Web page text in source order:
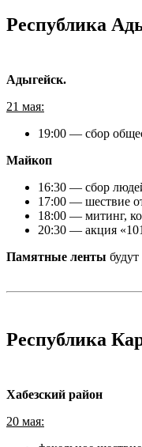
Республика
Адыгейск.
21 мая:
19:00 — сбор
Майкоп
16:30 — сбор
17:00 — шествие
18:00 — митинг,
20:30 — акция
Памятные ленты
Республика
Хабезский район
20 мая: